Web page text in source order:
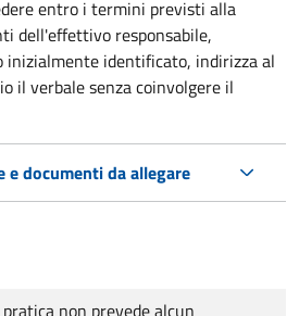
entro i termini previsti alla
dell'effettivo responsabile,
inizialmente identificato, indirizza al
il verbale senza coinvolgere il
e documenti da allegare
non prevede alcun